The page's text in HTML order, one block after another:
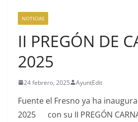
NOTICIAS
II PREGÓN DE
2025
24 febrero, 2025 AyuntEdit
Fuente el Fresno ya ha
2025
con su II PREGÓN